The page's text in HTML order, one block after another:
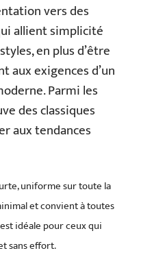
vers des
allient simplicité
en plus d’être
aux exigences d’un
Parmi les
des classiques
aux tendances
uniforme sur toute la
et convient à toutes
idéale pour ceux qui
sans effort.